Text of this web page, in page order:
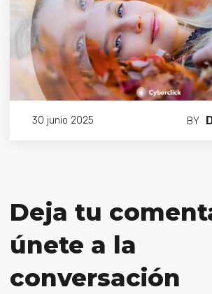
30 junio 2025 BY
Deja tu
únete a la
conversación